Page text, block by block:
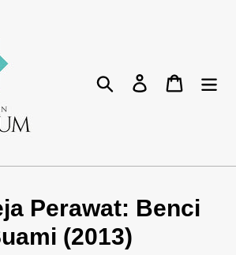
Cari
Log masuk
Bakul
Perawat: Benci
(2013)